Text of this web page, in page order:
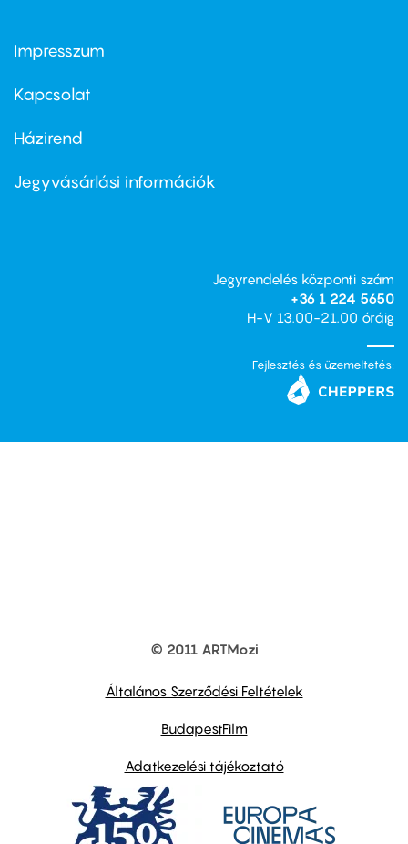
Footer
first
Impresszum
Kapcsolat
Footer
second
Házirend
Jegyvásárlási információk
Jegyrendelés központi szám
+36 1 224 5650
H-V 13.00-21.00 óráig
Fejlesztés és üzemeltetés:
© 2011 ARTMozi
Általános Szerződési Feltételek
BudapestFilm
Adatkezelési tájékoztató